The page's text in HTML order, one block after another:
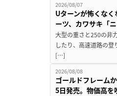
2026/08/07
Uターンが怖くな
ーツ、カワサキ「
大型の重さと250の非
したり、高速道路の
[…]
2026/08/08
ゴールドフレーム
5日発売。物価高を